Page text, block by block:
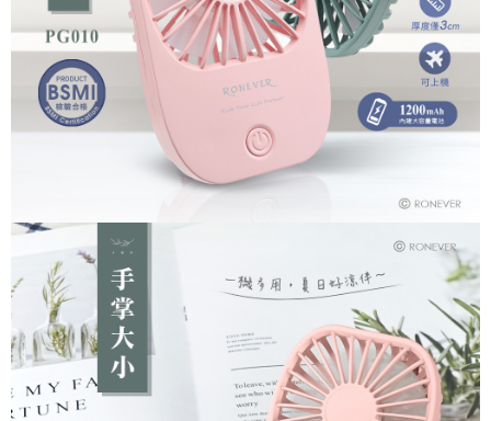
「AFTEE先享後付」，若未經同意申辦者引起之損失，本公司不負相關責
任。
４．使用「AFTEE先享後付」時，將依據個別帳號之用戶狀況，依本公司即
時審查核予不同之上限額度；若仍有額度不足之情形，本公司將視審查結果
請求用戶進行身份認證。
５．嚴禁一人註冊多個帳號或使用他人資訊註冊。若發現惡意使用之情形，
恩沛科技股份有限公司將有權停止該用戶之使用額度並採取法律行動。